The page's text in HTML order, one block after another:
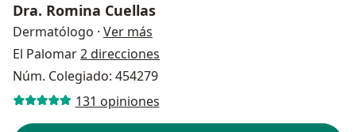
Dra. Romina Cuellas
Dermatólogo · Ver más
El Palomar2 direcciones
Núm. Colegiado: 454279
131 opiniones